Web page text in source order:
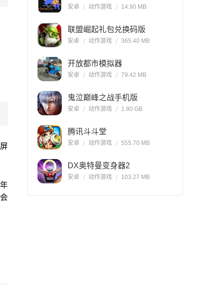
安卓 动作游戏 14.90 MB
联盟崛起礼包兑换码版
安卓 动作游戏 365.40 MB
开放都市模拟器
安卓 动作游戏 79.42 MB
鬼泣巅峰之战手机版
安卓 动作游戏 1.80 GB
腾讯斗斗堂
安卓 动作游戏 555.70 MB
DX奥特曼变身器2
安卓 动作游戏 103.27 MB